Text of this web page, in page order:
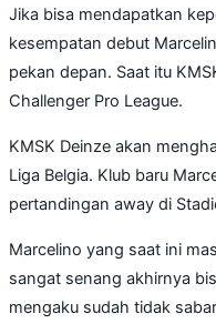
Jika bisa mendapatkan
kesempatan debut
pekan depan. Saat itu
Challenger Pro League.
KMSK Deinze akan
Liga Belgia. Klub baru
pertandingan away di
Marcelino yang saat ini
sangat senang akhirnya
mengaku sudah tidak